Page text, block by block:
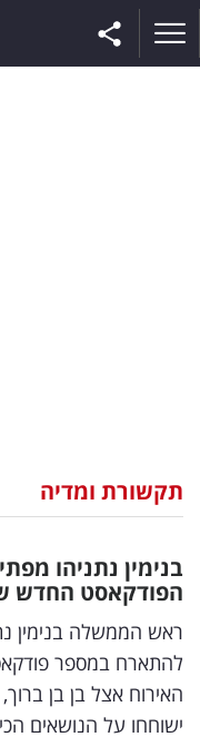
וצרכנות
דיגיטל
וטק
שיווק
ופרסום
תקשורת ומדיה
בנימין נתניהו
הפודקאסט החדש
ראש הממשלה בנימין
להתארח במספר
האירוח אצל בן בן
ישוחחו על הנושאים